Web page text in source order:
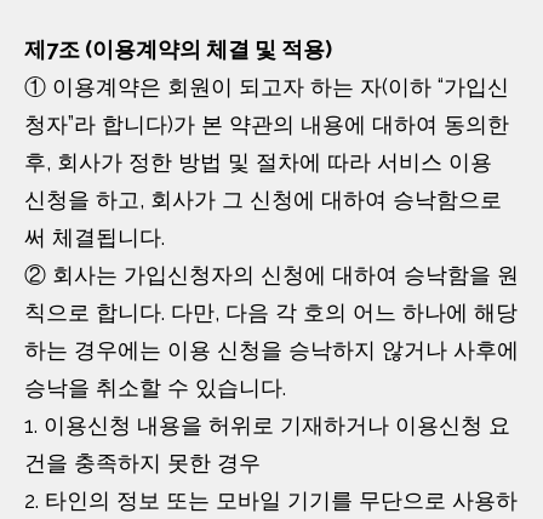
제7조 (이용계약의 체결 및 적용)
① 이용계약은 회원이 되고자 하는 자(이하 “가입신
청자”라 합니다)가 본 약관의 내용에 대하여 동의한
후, 회사가 정한 방법 및 절차에 따라 서비스 이용
신청을 하고, 회사가 그 신청에 대하여 승낙함으로
써 체결됩니다.
② 회사는 가입신청자의 신청에 대하여 승낙함을 원
칙으로 합니다. 다만, 다음 각 호의 어느 하나에 해당
하는 경우에는 이용 신청을 승낙하지 않거나 사후에
승낙을 취소할 수 있습니다.
1. 이용신청 내용을 허위로 기재하거나 이용신청 요
건을 충족하지 못한 경우
2. 타인의 정보 또는 모바일 기기를 무단으로 사용하